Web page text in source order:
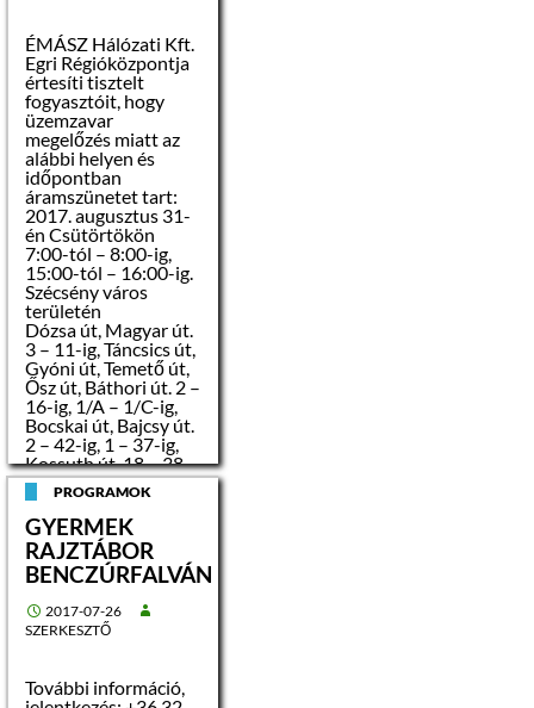
kialakult
legmagasabb ajánlati
ár.
A versenyeztetési
eljárás során, annak
minden résztvevője
köteles biztosítani a
verseny tisztaságát,
az esélyegyenlőséget
és a nyilvánosságot.
Árverés tárgya:
címe:
Mindszenty József
tér 3. A lh. 3. emelet 3.
helyrajzi száma:
1309/A/10
alapterülete: 50
m
rendeltetése:
lakás
közműellátottsága:
elektromos árammal,
gázcsonk az
ÉMÁSZ Hálózati Kft.
Egri Régióközpontja
értesíti tisztelt
fogyasztóit, hogy
üzemzavar
megelőzés miatt az
alábbi helyen és
időpontban
áramszünetet tart:
2017. augusztus 31-
én Csütörtökön
7:00-tól – 8:00-ig,
15:00-tól – 16:00-ig.
Szécsény város
területén
Dózsa út, Magyar út.
3 – 11-ig, Táncsics út,
Gyóni út, Temető út,
Ősz út, Báthori út. 2 –
16-ig, 1/A – 1/C-ig,
Bocskai út, Bajcsy út.
2 – 42-ig, 1 – 37-ig,
Kossuth út. 18 – 38-
ig, 29 – 49-ig,
Varsányi út, Huny
út. 13 – végig, 4 –
végig, Bartók út,
Petőfi út, Kölcsey út.
2, Árpád út, Attila út,
Liget út, Ferenczy út,
Kiserdő út, Sport út.
telep.
PROGRAMOK
GYERMEK
RAJZTÁBOR
BENCZÚRFALVÁN
2017-07-26
SZERKESZTŐ
További információ,